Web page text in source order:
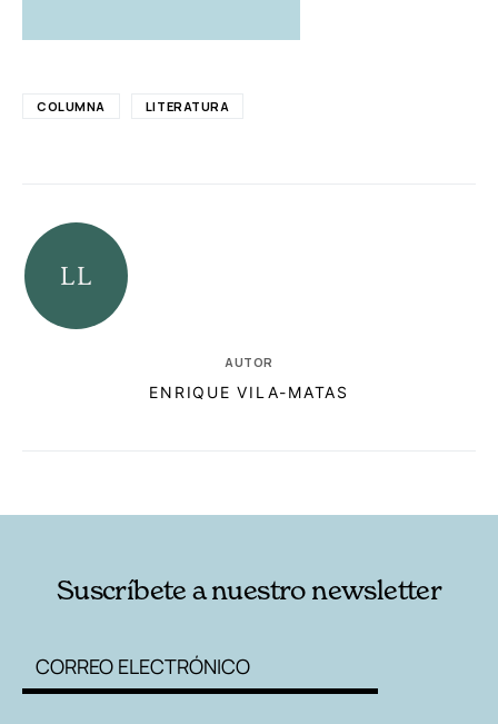
COLUMNA LITERATURA
AUTOR
ENRIQUE VILA-MATAS
Suscríbete a nuestro newsletter